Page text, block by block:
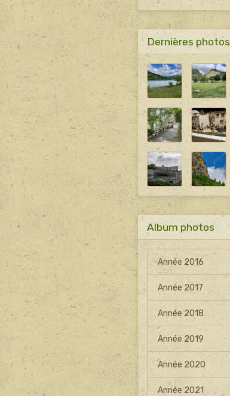
Dernières photos
Album photos
Année 2016
Année 2017
Année 2018
Année 2019
Année 2020
Année 2021